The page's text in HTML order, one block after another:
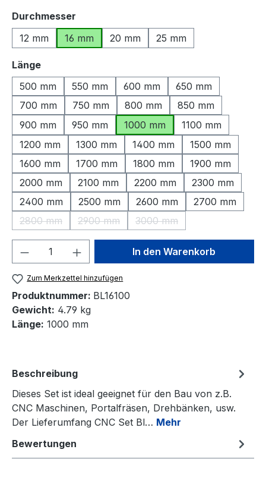
Durchmesser
12 mm
16 mm 20 mm 25 mm
Längeauswählen
500 mm
550 mm 600 mm
650 mm
700 mm
750 mm 800 mm
850 mm
900 mm
950 mm 1000 mm
1100 mm
1200 mm
1300 mm 1400 mm
1500 mm
1600 mm
1700 mm 1800 mm
1900 mm
2000 mm
2100 mm 2200 mm
2300 mm
2400 mm
2500 mm 2600 mm
2700 mm
2800 mm
(Diese Option ist zurzeit nicht verfügbar.)
2900 mm
(Diese Option ist zurzeit nicht verfügbar.)
3000 mm
(Diese Option ist zurzeit
Produkt Anzahl: Gib denIn den Warenkorb
Zum Merkzettel hinzufügen
Produktnummer: BL16100
Gewicht: 4.79 kg
Länge: 1000 mm
Beschreibung
Dieses Set ist ideal geeignet für den Bau von z.B.
CNC Maschinen, Portalfräsen, Drehbänken, usw.
Der Lieferumfang CNC Set Bl… Mehr
Bewertungen